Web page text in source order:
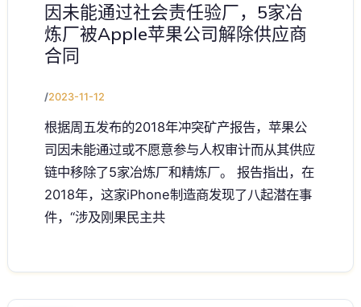
因未能通过社会责任验厂，5家冶
炼厂被Apple苹果公司解除供应商
合同
/2023-11-12
根据周五发布的2018年冲突矿产报告，苹果公
司因未能通过或不愿意参与人权审计而从其供应
链中移除了5家冶炼厂和精炼厂。 报告指出，在
2018年，这家iPhone制造商发现了八起潜在事
件，“涉及刚果民主共